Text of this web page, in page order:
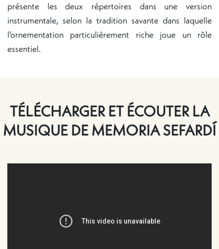
présente les deux répertoires dans une version
instrumentale, selon la tradition savante dans laquelle
l’ornementation particulièrement riche joue un rôle
essentiel.
TÉLÉCHARGER ET ÉCOUTER LA
MUSIQUE DE MEMORIA SEFARDÍ